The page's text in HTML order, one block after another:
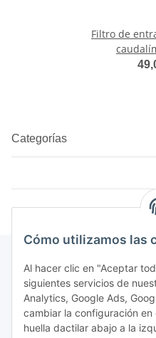
Cómo utilizamos las
Al hacer clic en "Aceptar
siguientes servicios de
Analytics, Google Ads,
cambiar la configuración
huella dactilar abajo a la
Filtro de
Categorías
Boletín
De acuerdo con su
envíen información sobre